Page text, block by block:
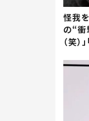
怪我
の“衝
（笑